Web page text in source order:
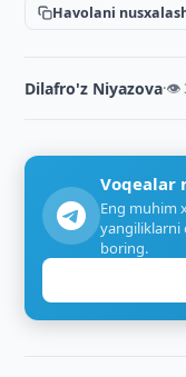
Havolani
Dilafro'z Niyazova·👁
Voqealar
Eng muhim
yangiliklarni
boring.